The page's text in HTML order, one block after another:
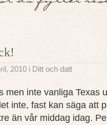
2010 i Ditt och datt
men inte vanliga Texas
inte, fast kan säga att
än vår middag idag.